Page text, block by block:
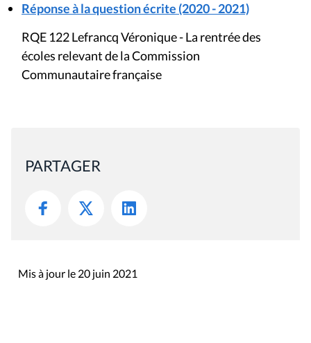
Réponse à la question écrite (2020 - 2021)
RQE 122 Lefrancq Véronique - La rentrée des
écoles relevant de la Commission
Communautaire française
PARTAGER
Mis à jour le 20 juin 2021